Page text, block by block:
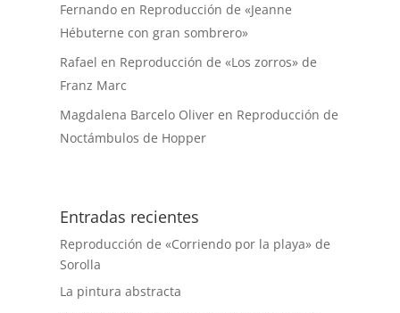
Fernando en Reproducción de «Jeanne
Hébuterne con gran sombrero»
Rafael en Reproducción de «Los zorros» de
Franz Marc
Magdalena Barcelo Oliver en Reproducción de
Noctámbulos de Hopper
Entradas recientes
Reproducción de «Corriendo por la playa» de
Sorolla
La pintura abstracta